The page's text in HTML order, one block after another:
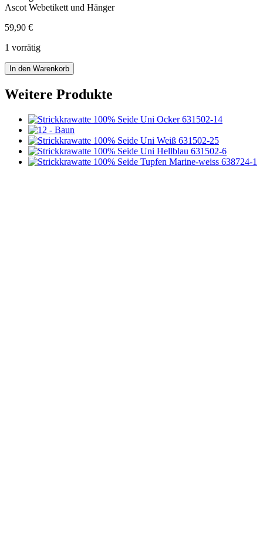
Ascot Webetikett und Hänger
59,90 €
1 vorrätig
Strickkrawatte
Uni
-
maisgelb
In den Warenkorb
Weitere Produkte